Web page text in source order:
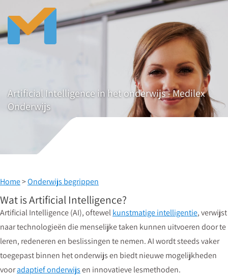
Artificial Intelligence in het onderwijs - Medilex
Onderwijs
Home>Onderwijs begrippen
Wat is Artificial Intelligence?
Artificial Intelligence (AI), oftewelkunstmatige intelligentie, verwijst
naar technologieën die menselijke taken kunnen uitvoeren door te
leren, redeneren en beslissingen te nemen. AI wordt steeds vaker
toegepast binnen het onderwijs en biedt nieuwe mogelijkheden
vooradaptief onderwijsen innovatieve lesmethoden.